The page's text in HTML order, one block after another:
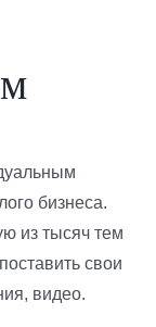
бизнеса.
из тысяч тем
свои
видео.